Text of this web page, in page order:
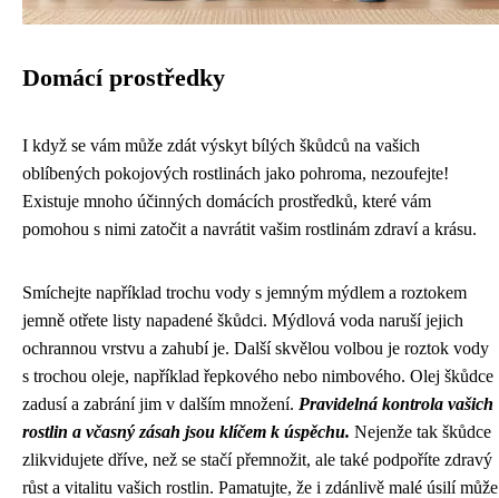
Domácí prostředky
I když se vám může zdát výskyt bílých škůdců na vašich
oblíbených pokojových rostlinách jako pohroma, nezoufejte!
Existuje mnoho účinných domácích prostředků, které vám
pomohou s nimi zatočit a navrátit vašim rostlinám zdraví a krásu.
Smíchejte například trochu vody s jemným mýdlem a roztokem
jemně otřete listy napadené škůdci. Mýdlová voda naruší jejich
ochrannou vrstvu a zahubí je. Další skvělou volbou je roztok vody
s trochou oleje, například řepkového nebo nimbového. Olej škůdce
zadusí a zabrání jim v dalším množení. Pravidelná kontrola vašich
rostlin a včasný zásah jsou klíčem k úspěchu. Nejenže tak škůdce
zlikvidujete dříve, než se stačí přemnožit, ale také podpoříte zdravý
růst a vitalitu vašich rostlin. Pamatujte, že i zdánlivě malé úsilí může